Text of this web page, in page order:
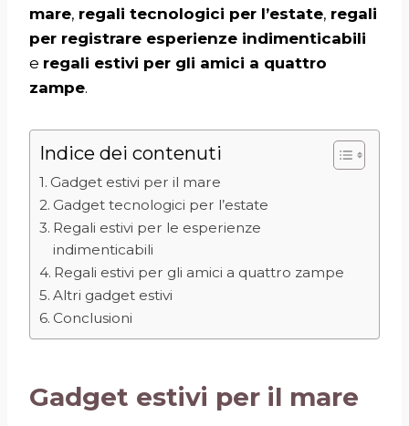
mare, regali tecnologici per l’estate, regali
per registrare esperienze indimenticabili
e regali estivi per gli amici a quattro
zampe.
Indice dei contenuti
Gadget estivi per il mare
Gadget tecnologici per l’estate
Regali estivi per le esperienze
indimenticabili
Regali estivi per gli amici a quattro zampe
Altri gadget estivi
Conclusioni
Gadget estivi per il mare